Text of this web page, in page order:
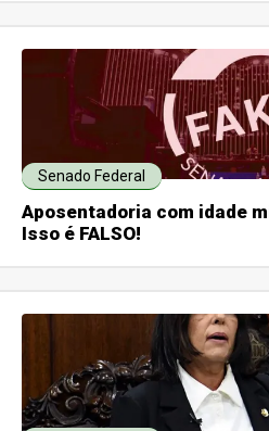
Senado Federal
Aposentadoria com idade
Isso é FALSO!